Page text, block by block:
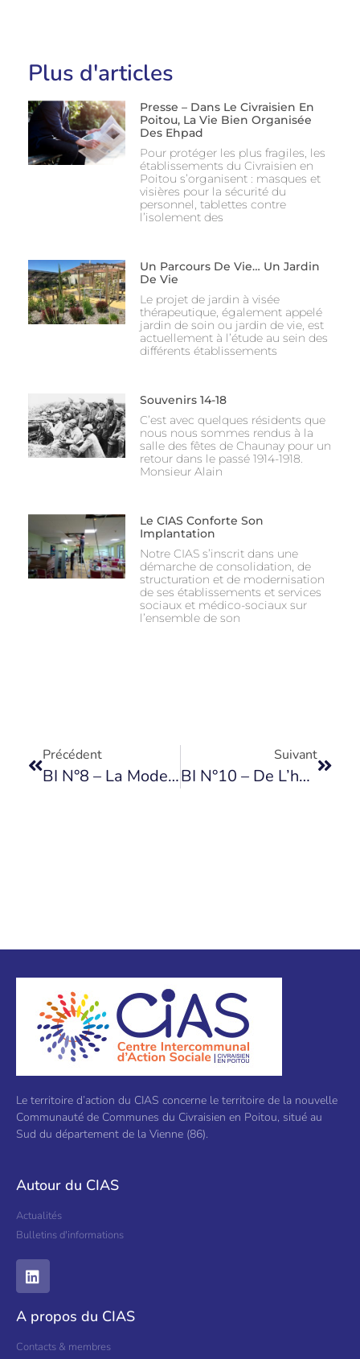
Plus d'articles
Presse – Dans Le Civraisien En
Poitou, La Vie Bien Organisée
Des Ehpad
Pour protéger les plus fragiles, les
établissements du Civraisien en
Poitou s’organisent : masques et
visières pour la sécurité du
personnel, tablettes contre
l’isolement des
Un Parcours De Vie… Un Jardin
De Vie
Le projet de jardin à visée
thérapeutique, également appelé
jardin de soin ou jardin de vie, est
actuellement à l’étude au sein des
différents établissements
Souvenirs 14-18
C’est avec quelques résidents que
nous nous sommes rendus à la
salle des fêtes de Chaunay pour un
retour dans le passé 1914-1918.
Monsieur Alain
Le CIAS Conforte Son
Implantation
Notre CIAS s’inscrit dans une
démarche de consolidation, de
structuration et de modernisation
de ses établissements et services
sociaux et médico-sociaux sur
l’ensemble de son
Précédent
BI N°8 – La Modernisation De L’EHPAD, Facteur De Lien Social
Suivant
BI N°10 – De L’hospice À L’EHPAD
Le territoire d’action du CIAS concerne le territoire de la nouvelle
Communauté de Communes du Civraisien en Poitou, situé au
Sud du département de la Vienne (86).
Autour du CIAS
Actualités
Bulletins d'informations
A propos du CIAS
Contacts & membres